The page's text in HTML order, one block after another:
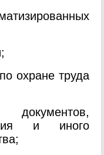
охране труда
и иного